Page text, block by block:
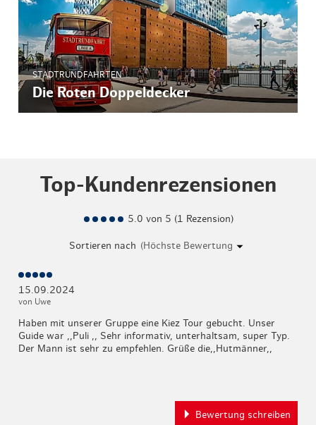
STADTRUNDFAHRTEN
Die Roten Doppeldecker
Top-Kundenrezensionen
5.0 von 5 (1 Rezension)
Sortieren nach
15.09.2024
von Uwe
Haben mit unserer Gruppe eine Kiez Tour gebucht. Unser
Guide war ,,Puli ,, Sehr informativ, unterhaltsam, super Typ.
Der Mann ist sehr zu empfehlen. Grüße die,,Hutmänner,,
Bewertung schreiben